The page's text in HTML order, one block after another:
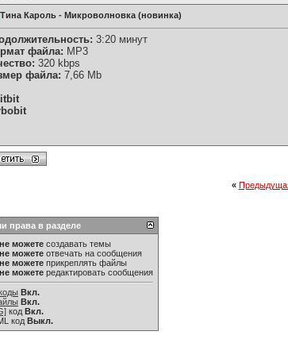
Тина Кароль - Микроволновка (новинка)
3:20 минут
файла: MP3
320 kbps
файла: 7,66 Mb
«
права в разделе
не можете создавать темы
не можете отвечать на сообщения
не можете прикреплять файлы
не можете редактировать сообщения
Вкл.
Вкл.
код Вкл.
код Выкл.